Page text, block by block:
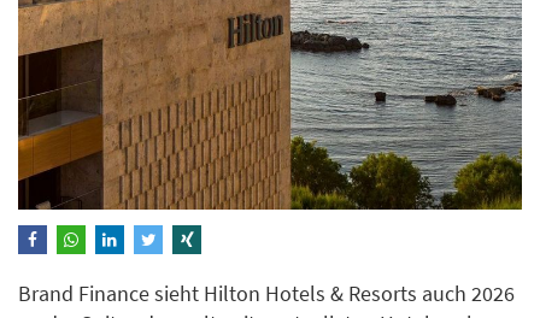
Brand Finance sieht Hilton Hotels & Resorts auch 2026